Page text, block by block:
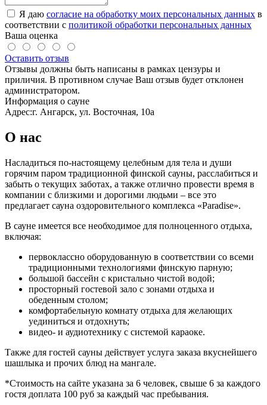
Я даю согласие на обработку моих персональных данных в
соответствии с политикой обработки персональных данных
Ваша оценка
Оставить отзыв
Отзывы должны быть написаны в рамках цензуры и
приличия. В противном случае Ваш отзыв будет отклонен
администратором.
Информация о сауне
Адрес:г. Ангарск, ул. Восточная, 10а
О нас
Насладиться по-настоящему целебным для тела и души
горячим паром традиционной финской сауны, расслабиться и
забыть о текущих заботах, а также отлично провести время в
компании с близкими и дорогими людьми – все это
предлагает сауна оздоровительного комплекса «Paradise».
В сауне имеется все необходимое для полноценного отдыха,
включая:
первоклассно оборудованную в соответствии со всеми
традиционными технологиями финскую парную;
большой бассейн с кристально чистой водой;
просторный гостевой зало с зонами отдыха и
обеденным столом;
комфортабельную комнату отдыха для желающих
уединиться и отдохнуть;
видео- и аудиотехнику с системой караоке.
Также для гостей сауны действует услуга заказа вкуснейшего
шашлыка и прочих блюд на мангале.
*Стоимость на сайте указана за 6 человек, свыше 6 за каждого
гостя доплата 100 руб за каждый час пребывания.